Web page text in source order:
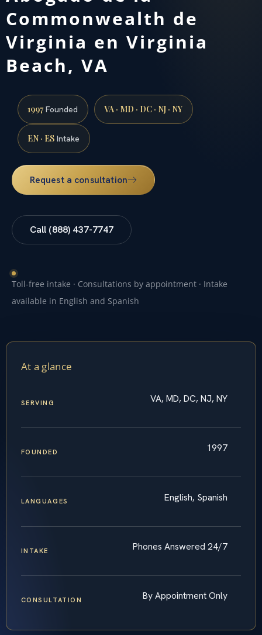
Commonwealth de
Virginia en Virginia
Beach, VA
1997Founded VA · MD · DC · NJ · NY
EN · ES Intake
Request a consultation
Call (888) 437-7747
Toll-free intake · Consultations by appointment · Intake
available in English and Spanish
At a glance
SERVING VA, MD, DC, NJ, NY
FOUNDED 1997
LANGUAGES English, Spanish
INTAKE Phones Answered 24/7
CONSULTATION By Appointment Only